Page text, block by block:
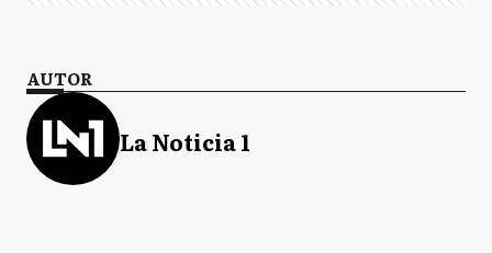
AUTOR
La Noticia 1